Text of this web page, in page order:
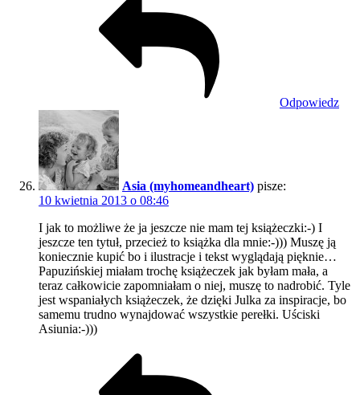
Odpowiedz
Asia (myhomeandheart) pisze:
10 kwietnia 2013 o 08:46
I jak to możliwe że ja jeszcze nie mam tej książeczki:-) I
jeszcze ten tytuł, przecież to książka dla mnie:-))) Muszę ją
koniecznie kupić bo i ilustracje i tekst wyglądają pięknie…
Papuzińskiej miałam trochę książeczek jak byłam mała, a
teraz całkowicie zapomniałam o niej, muszę to nadrobić. Tyle
jest wspaniałych książeczek, że dzięki Julka za inspiracje, bo
samemu trudno wynajdować wszystkie perełki. Uściski
Asiunia:-)))